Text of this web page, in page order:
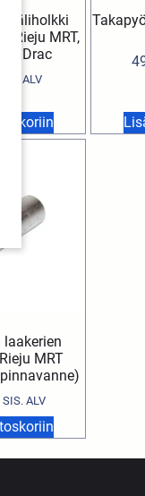
väliholkki
Rieju MRT,
/ Drac
SIS. ALV
laakerien
MRT
SIS. ALV